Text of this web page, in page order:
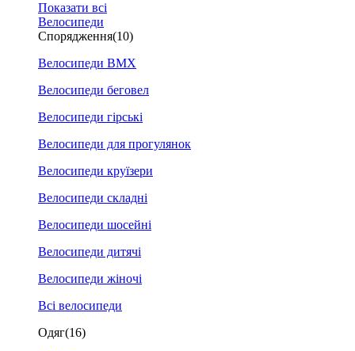
Показати всі
Велосипеди
Спорядження(10)
Велосипеди BMX
Велосипеди беговел
Велосипеди гірські
Велосипеди для прогулянок
Велосипеди круїзери
Велосипеди складні
Велосипеди шосейні
Велосипеди дитячі
Велосипеди жіночі
Всі велосипеди
Одяг(16)